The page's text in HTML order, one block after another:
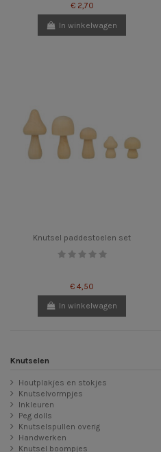
€ 2,70
In winkelwagen
Knutsel paddestoelen set
€ 4,50
In winkelwagen
Knutselen
Houtplakjes en stokjes
Knutselvormpjes
Inkleuren
Peg dolls
Knutselspullen overig
Handwerken
Knutsel boompjes